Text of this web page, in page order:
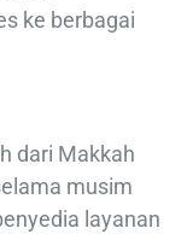
ke berbagai
dari Makkah
musim
layanan